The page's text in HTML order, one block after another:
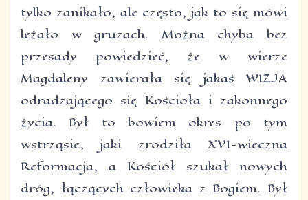
tylko zanikało, ale często, jak to się mówi
leżało w gruzach. Można chyba bez
przesady powiedzieć, że w wierze
Magdaleny zawierała się jakaś WIZJA
odradzającego się Kościoła i zakonnego
życia. Był to bowiem okres po tym
wstrząsie, jaki zrodziła XVI-wieczna
Reformacja, a Kościół szukał nowych
dróg, łączących człowieka z Bogiem. Był